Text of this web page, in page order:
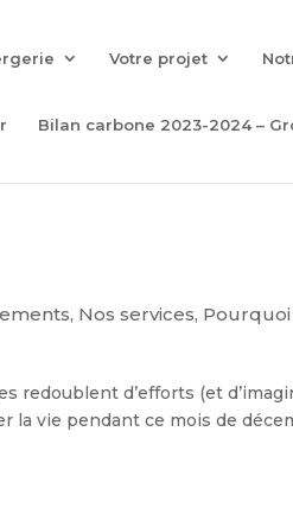
Votre projet
Bilan carbone 2023-2024 –
, Nos services,
redoublent d’efforts (et
vie pendant ce mois de